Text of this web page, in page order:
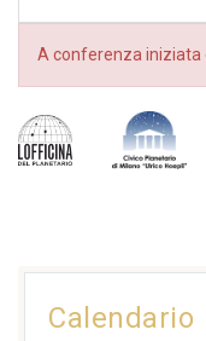
A conferenza iniziata
Calendario